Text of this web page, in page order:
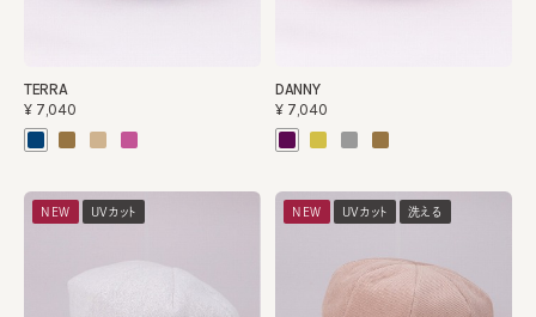
TERRA
¥7,040
DANNY
¥7,040
NEW UVカット NEW UVカット 洗える